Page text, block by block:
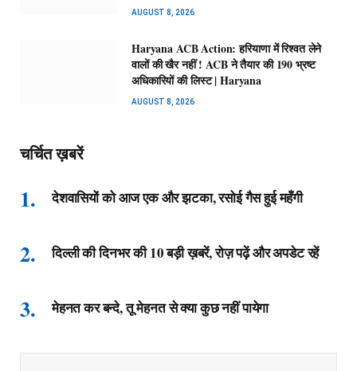
AUGUST 8, 2026
Haryana ACB Action: हरियाणा में रिश्वत लेने
वालों की खैर नहीं ! ACB ने तैयार की 190 भ्रष्ट
अधिकारियों की लिस्ट | Haryana
AUGUST 8, 2026
चर्चित ख़बरें
देशवासियों को आज एक और झटका, रसोई गैस हुई महँगी
दिल्ली की दिनभर की 10 बड़ी ख़बरें, रोज़ पढ़ें और अपडेट रहें
मेहनत कर बन्दे, तू मेहनत से क्या कुछ नहीं पायेगा